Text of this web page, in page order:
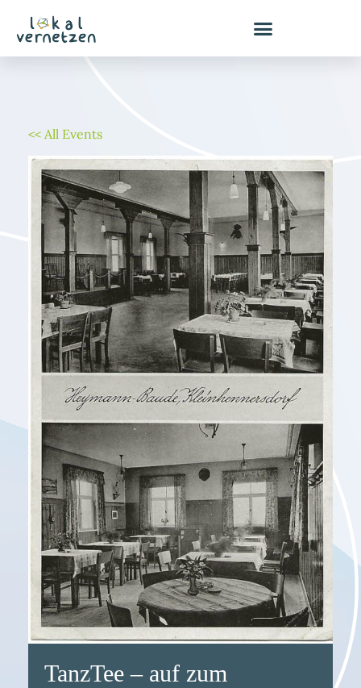
Inhalt
springen
<< All Events
TanzTee – auf zum